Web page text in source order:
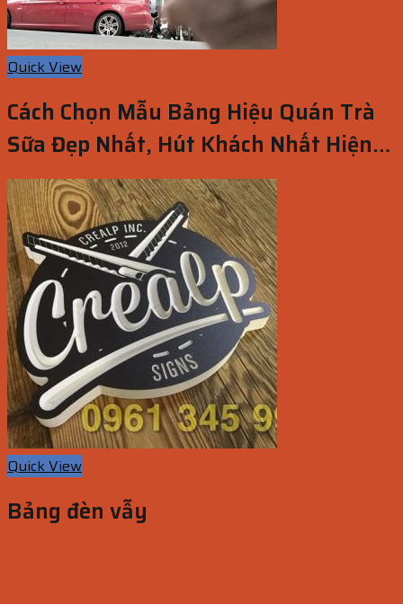
Quick View
Cách Chọn Mẫu Bảng Hiệu Quán Trà
Sữa Đẹp Nhất, Hút Khách Nhất Hiện
Nay
Quick View
Bảng đèn vẫy